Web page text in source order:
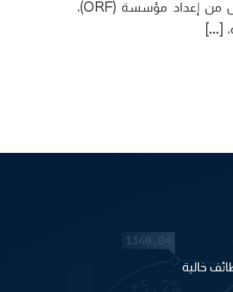
الاقتصادية (ECES)، ويهدف إلى إثراء النقاش الحالي حول التجارة الدولية والممرات التجارية ؛ حيث يضم تقريرين: الأول من إعداد مؤسسة (ORF)،
[…]
خالية